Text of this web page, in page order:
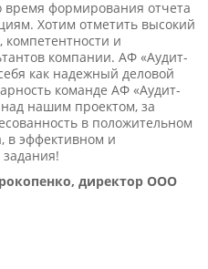
формирования отчета
Хотим отметить высокий
компетентности и
компании. АФ «Аудит-
как надежный деловой
команде АФ «Аудит-
нашим проектом, за
в положительном
в эффективном и
директор ООО